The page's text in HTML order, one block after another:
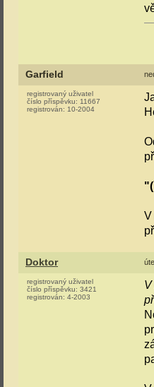
Garfield
registrovaný uživatel
číslo příspěvku: 11667
registrován: 10-2004
V
Doktor
registrovaný uživatel
číslo příspěvku: 3421
registrován: 4-2003